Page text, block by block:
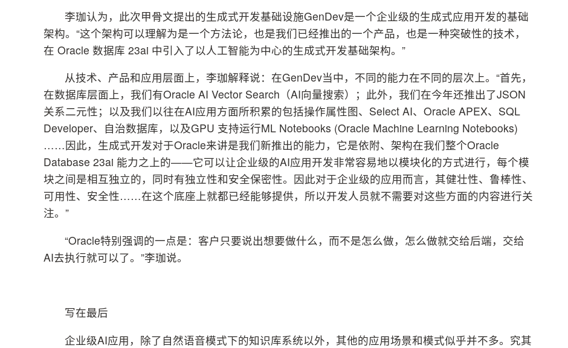
李珈认为，此次甲骨文提出的生成式开发基础设施GenDev是一个企业级的生成式应用开发的基础
架构。“这个架构可以理解为是一个方法论，也是我们已经推出的一个产品，也是一种突破性的技术，
在 Oracle 数据库 23ai 中引入了以人工智能为中心的生成式开发基础架构。”
从技术、产品和应用层面上，李珈解释说：在GenDev当中，不同的能力在不同的层次上。“首先，
在数据库层面上，我们有Oracle AI Vector Search（AI向量搜索）；此外，我们在今年还推出了JSON
关系二元性；以及我们以往在AI应用方面所积累的包括操作属性图、Select AI、Oracle APEX、SQL
Developer、自治数据库，以及GPU 支持运行ML Notebooks (Oracle Machine Learning Notebooks)
……因此，生成式开发对于Oracle来讲是我们新推出的能力，它是依附、架构在我们整个Oracle
Database 23ai 能力之上的——它可以让企业级的AI应用开发非常容易地以模块化的方式进行，每个模
块之间是相互独立的，同时有独立性和安全保密性。因此对于企业级的应用而言，其健壮性、鲁棒性、
可用性、安全性……在这个底座上就都已经能够提供，所以开发人员就不需要对这些方面的内容进行关
注。”
“Oracle特别强调的一点是：客户只要说出想要做什么，而不是怎么做，怎么做就交给后端，交给
AI去执行就可以了。”李珈说。
写在最后
企业级AI应用，除了自然语音模式下的知识库系统以外，其他的应用场景和模式似乎并不多。究其